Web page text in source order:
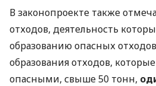
В законопроекте также
отходов, деятельность
образованию опасных
образования отходов,
опасными, свыше 50 тонн,